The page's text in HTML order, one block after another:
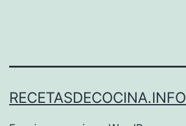
RECETASDECOCINA.INFO